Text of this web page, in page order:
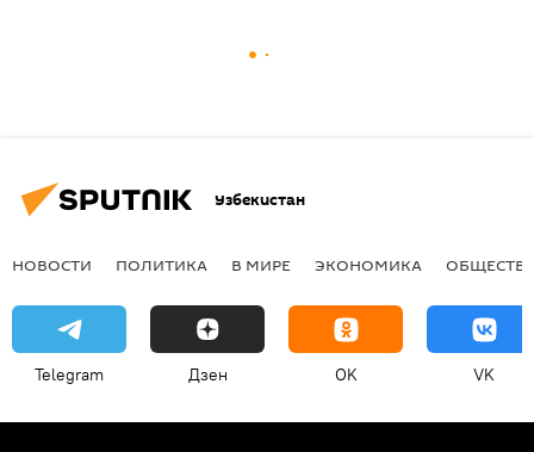
Узбекистан
НОВОСТИ ПОЛИТИКА В МИРЕ ЭКОНОМИКА
Telegram Дзен OK VK